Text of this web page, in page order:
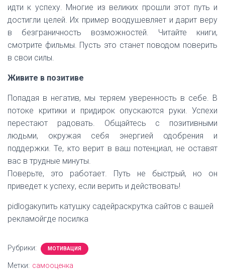
идти к успеху. Многие из великих прошли этот путь и
достигли целей. Их пример воодушевляет и дарит веру
в безграничность возможностей. Читайте книги,
смотрите фильмы. Пусть это станет поводом поверить
в свои силы.
Живите в позитиве
Попадая в негатив, мы теряем уверенность в себе. В
потоке критики и придирок опускаются руки. Успехи
перестают радовать. Общайтесь с позитивными
людьми, окружая себя энергией одобрения и
поддержки. Те, кто верит в ваш потенциал, не оставят
вас в трудные минуты.
Поверьте, это работает. Путь не быстрый, но он
приведет к успеху, если верить и действовать!
pidlogaкупить катушку садейраскрутка сайтов с вашей
рекламойгде посилка
Рубрики: МОТИВАЦИЯ
Метки: самооценка